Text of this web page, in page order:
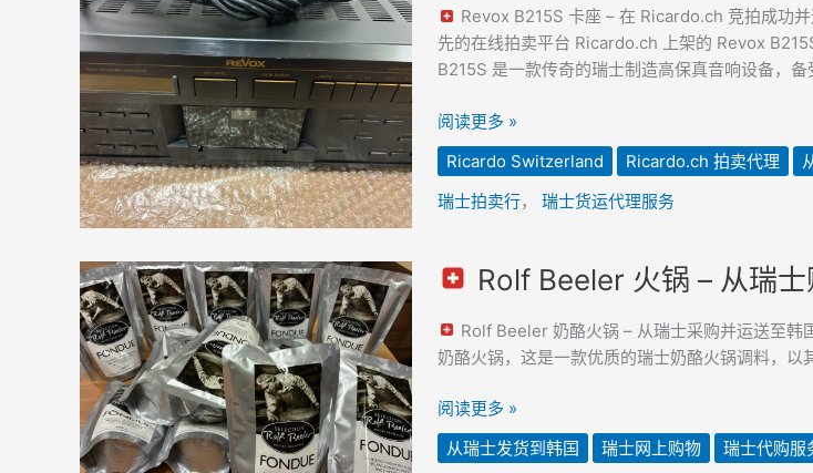
往
韩
国
Revox B215S 卡座 – 在 Ricardo.ch 竞拍成功
先的在线拍卖平台 Ricardo.ch 上架的 Revox
B215S 是一款传奇的瑞士制造高保真音响设备，备
B215S
卡
带
音
机
–
购
并
运
往
国
阅读更多 »
Ricardo Switzerland
Ricardo.ch 拍卖代理
瑞士拍卖行， 瑞士货运代理服务
Rolf Beeler 火锅 – 从瑞
Rolf Beeler 奶酪火锅 – 从瑞士采购并运送至韩
奶酪火锅，这是一款优质的瑞士奶酪火锅调料，以
Beeler
奶
火
锅
–
阅读更多 »
从瑞士发货到韩国
瑞士网上购物 瑞士代购服